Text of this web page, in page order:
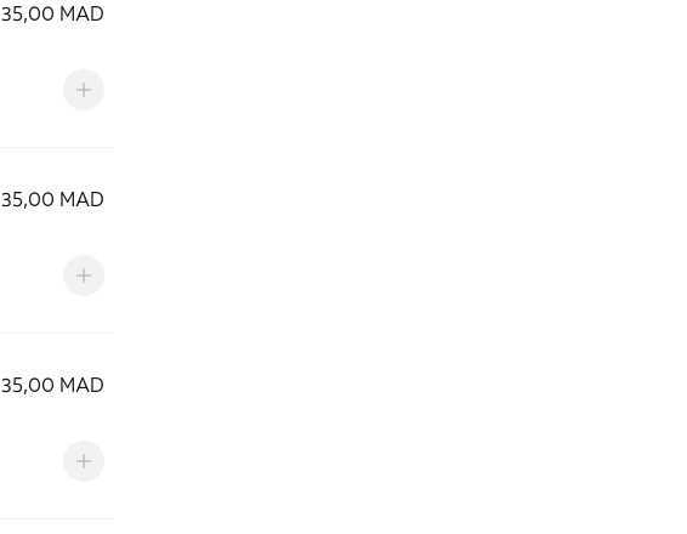
35,00 MAD
35,00 MAD
35,00 MAD